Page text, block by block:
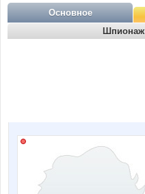
Основное
Шпионаж